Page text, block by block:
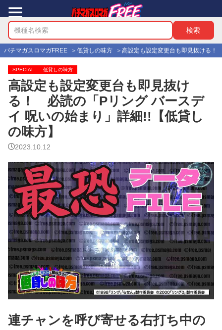
パチマガスロマガFREE 低貸しの味方 高設定も設定変更台も即見抜ける！
SPECIAL 低貸しの味方
高設定も設定変更台も即見抜け
る！ 必読の「Pリング バースデ
イ 呪いの始まり」詳細!!【低貸し
の味方】
2023.10.12
連チャンを呼び寄せる右打ち中の